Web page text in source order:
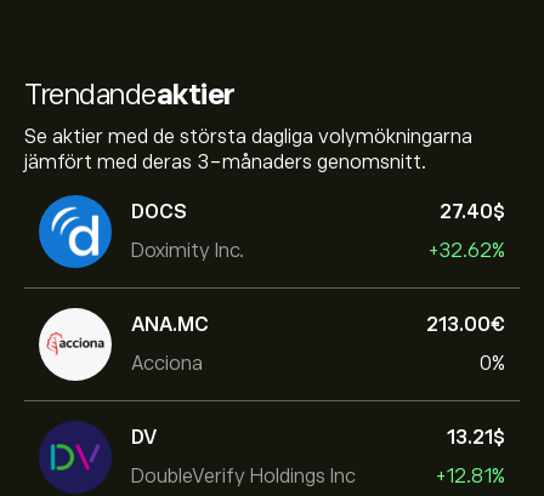
Trendandeaktier
Se aktier med de största dagliga volymökningarna
jämfört med deras 3-månaders genomsnitt.
DOCS
Doximity Inc.
27.40‎$‎
+32.62%
ANA.MC
Acciona
213.00‎€‎
0%
DV
DoubleVerify Holdings Inc
13.21‎$‎
+12.81%